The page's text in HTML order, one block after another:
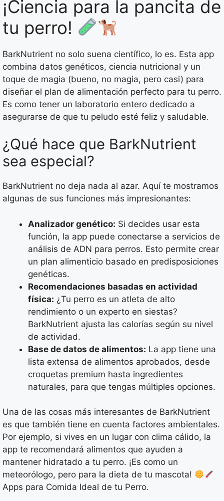
¡Ciencia para la pancita de
tu perro!
BarkNutrient no solo suena científico, lo es. Esta app
combina datos genéticos, ciencia nutricional y un
toque de magia (bueno, no magia, pero casi) para
diseñar el plan de alimentación perfecto para tu perro.
Es como tener un laboratorio entero dedicado a
asegurarse de que tu peludo esté feliz y saludable.
¿Qué hace que BarkNutrient
sea especial?
BarkNutrient no deja nada al azar. Aquí te mostramos
algunas de sus funciones más impresionantes:
Analizador genético: Si decides usar esta
función, la app puede conectarse a servicios de
análisis de ADN para perros. Esto permite crear
un plan alimenticio basado en predisposiciones
genéticas.
Recomendaciones basadas en actividad
física: ¿Tu perro es un atleta de alto
rendimiento o un experto en siestas?
BarkNutrient ajusta las calorías según su nivel
de actividad.
Base de datos de alimentos: La app tiene una
lista extensa de alimentos aprobados, desde
croquetas premium hasta ingredientes
naturales, para que tengas múltiples opciones.
Una de las cosas más interesantes de BarkNutrient
es que también tiene en cuenta factores ambientales.
Por ejemplo, si vives en un lugar con clima cálido, la
app te recomendará alimentos que ayuden a
mantener hidratado a tu perro. ¡Es como un
meteorólogo, pero para la dieta de tu mascota!
Apps para Comida Ideal de tu Perro.